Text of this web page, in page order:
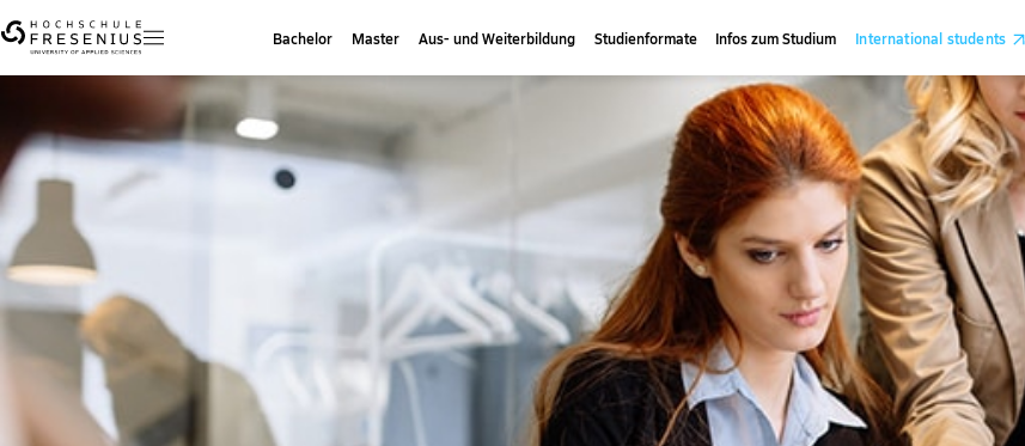
Bachelor Master Aus- und Weiterbildung Studienformate Infos zum Studium International students